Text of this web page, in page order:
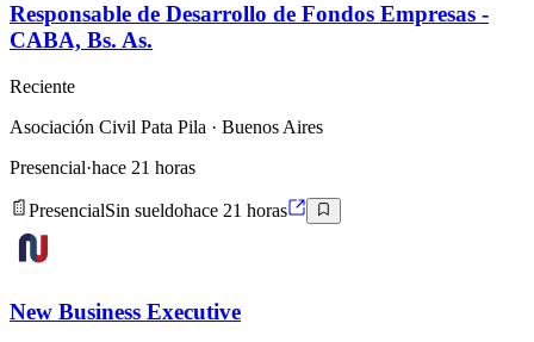
Responsable de Desarrollo de Fondos Empresas -
CABA, Bs. As.
Reciente
Asociación Civil Pata Pila · Buenos Aires
Presencial·hace 21 horas
PresencialSin sueldohace 21 horas
New Business Executive